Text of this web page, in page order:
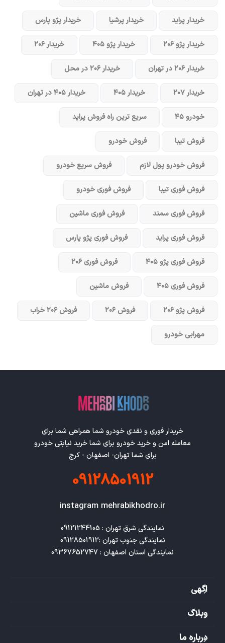
خریدار پراید خریدار پرشیا خریدار پژو پارس
خریدار پژو ۲۰۶ خریدار پژو ۴۰۵ خریدار ۲۰۶
خریدار ۲۰۶ در تهران خریدار ۲۰۶ در محل
خریدار ۲۰۷ خریدار ۴۰۵ خریدار ۴۰۵ در تهران
خودرو ۴۵ سریع ترین راه فروش پراید
فروش تیبا فروش خودرو
فروش خودرو پول لازم فروش سریع خودرو
فروش فوری تیبا فروش فوری خودرو
فروش فوری سمند فروش فوری ماشین
فروش فوری پراید فروش فوری پژو پارس
فروش فوری پژو ۴۰۵ فروش فوری ۲۰۶
فروش فوری ۴۰۵ فروش ماشین
فروش پژو ۲۰۶ فروش ۲۰۶ فروش ۲۰۶ خراب
مهرابی خودرو
خریدار فوری و نقدی خودرو شما همراهی شما برای
معامله امن و خرید خودرو برای شما خرید نیابتی خودرو
برای شما تهران- اصفهان - کرج
09128501912
instagram mehrabikhodro.ir
نمایندگی استان اصفهان : 09367652747
اگهی
وبلاگ
درباره ما